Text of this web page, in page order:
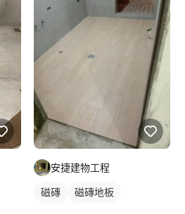
安捷建物工程
磁磚
磁磚地板